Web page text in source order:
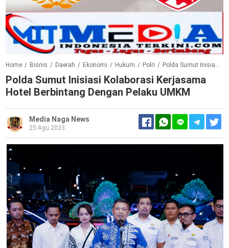
Home / Bisnis / Daerah / Ekonomi / Hukum / Polri / Polda Sumut Inisiasi Kolaborasi Kerjasama Hotel Berbintang dengan Pelaku UMKM
Polda Sumut Inisiasi Kolaborasi Kerjasama
Hotel Berbintang Dengan Pelaku UMKM
Media Naga News
25 Agu 2023